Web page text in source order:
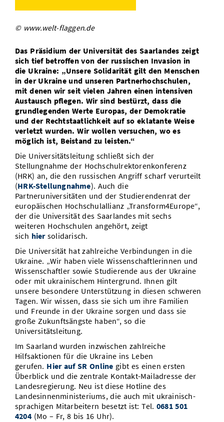
Vom Studium in den Beruf
Study Scheduler
Bibliothek
Open Science/Open Access
Start-ups
SIC Merchandise
SIC Podcast
Termine, Vorträge und Veranstaltungen
Alumni
© www.welt-flaggen.de
Das Präsidium der Universität des Saarlandes zeigt
sich tief betroffen von der russischen Invasion in
die Ukraine: „Unsere Solidarität gilt den Menschen
in der Ukraine und unseren Partnerhochschulen,
mit denen wir seit vielen Jahren einen intensiven
Austausch pflegen. Wir sind bestürzt, dass die
grundlegenden Werte Europas, der Demokratie
und der Rechtstaatlichkeit auf so eklatante Weise
verletzt wurden. Wir wollen versuchen, wo es
möglich ist, Beistand zu leisten.“
Die Universitätsleitung schließt sich der
Stellungnahme der Hochschulrektorenkonferenz
(HRK) an, die den russischen Angriff scharf verurteilt
(HRK-Stellungnahme). Auch die
Partneruniversitäten und der Studierendenrat der
europäischen Hochschulallianz „Transform4Europe“,
der die Universität des Saarlandes mit sechs
weiteren Hochschulen angehört, zeigt
sich hiersolidarisch.
Die Universität hat zahlreiche Verbindungen in die
Ukraine. „Wir haben viele Wissenschaftlerinnen und
Wissenschaftler sowie Studierende aus der Ukraine
oder mit ukrainischem Hintergrund. Ihnen gilt
unsere besondere Unterstützung in diesen schweren
Tagen. Wir wissen, dass sie sich um ihre Familien
und Freunde in der Ukraine sorgen und dass sie
große Zukunftsängste haben“, so die
Universitätsleitung.
Im Saarland wurden inzwischen zahlreiche
Hilfsaktionen für die Ukraine ins Leben
gerufen. Hier auf SR Online gibt es einen ersten
Überblick und die zentrale Kontakt-Mailadresse der
Landesregierung. Neu ist diese Hotline des
Landesinnenministeriums, die auch mit ukrainisch-
sprachigen Mitarbeitern besetzt ist: Tel. 0681 501
4204(Mo – Fr, 8 bis 16 Uhr).